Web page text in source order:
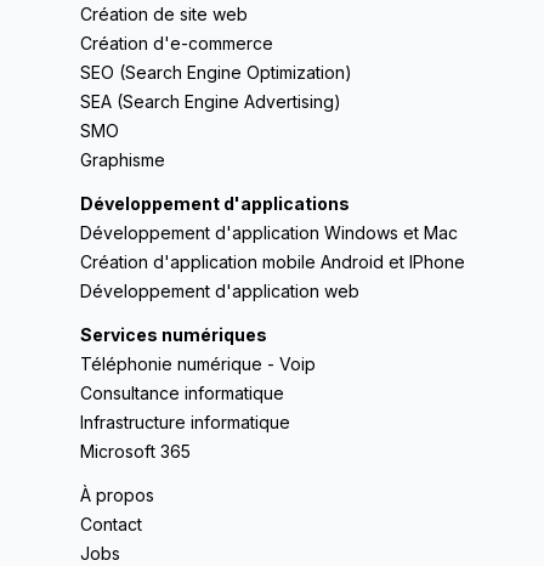
Création de site web
Création d'e-commerce
SEO (Search Engine Optimization)
SEA (Search Engine Advertising)
SMO
Graphisme
Développement d'applications
Développement d'application Windows et Mac
Création d'application mobile Android et IPhone
Développement d'application web
Services numériques
Téléphonie numérique - Voip
Consultance informatique
Infrastructure informatique
Microsoft 365
À propos
Contact
Jobs